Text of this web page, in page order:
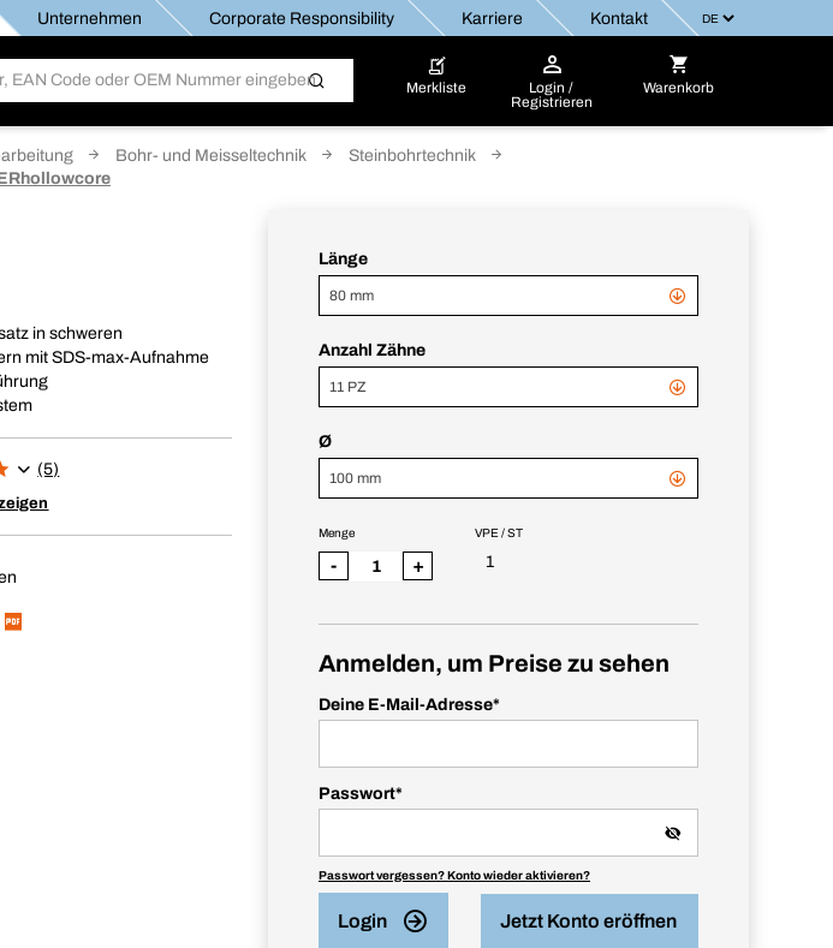
Unternehmen Corporate Responsibility Karriere Kontakt
Merkliste
Login /
Registrieren
Warenkorb
Bohr- und Meisseltechnik
Steinbohrtechnik
in schweren
mit SDS-max-Aufnahme
(5)
Länge
80 mm
Anzahl Zähne
11 PZ
Ø
100 mm
VPE / ST
1
Menge
- +
Anmelden, um Preise zu sehen
Deine E-Mail-Adresse*
Passwort*
Passwort vergessen? Konto wieder aktivieren?
Login Jetzt Konto eröffnen